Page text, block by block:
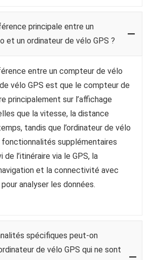
principale entre un
et un ordinateur de vélo GPS ?
entre un compteur de vélo
vélo GPS est que le compteur de
principalement sur l’affichage
que la vitesse, la distance
tandis que l’ordinateur de vélo
fonctionnalités supplémentaires
l’itinéraire via le GPS, la
et la connectivité avec
analyser les données.
spécifiques peut-on
de vélo GPS qui ne sont